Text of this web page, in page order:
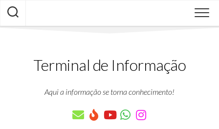
Skip
content
Terminal de Informação
Aqui a informação se torna conhecimento!